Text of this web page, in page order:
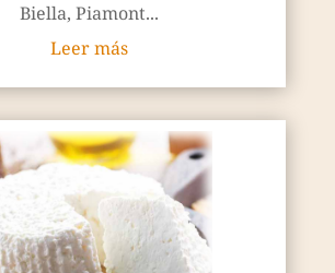
Biella, Piamont...
Leer más